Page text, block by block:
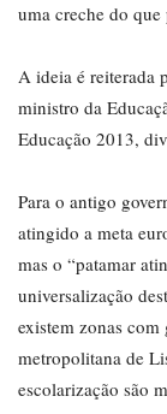
uma creche do
A ideia é reiterada
ministro da
Educação 2013,
Para o antigo
atingido a meta
mas o “patamar
universalização
existem zonas com
metropolitana de
escolarização são